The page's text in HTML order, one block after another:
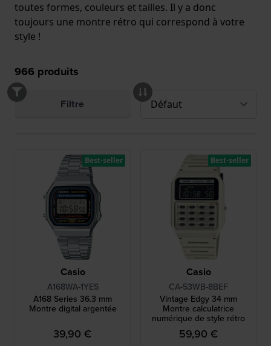
toutes formes, couleurs et tailles. Il y a donc
toujours une montre rétro qui correspond à votre
style !
966 produits
Filtre
Casio
A168WA-1YES
A168 Series 36.3 mm
Montre digital argentée
39,90 €
Best-seller
Casio
CA-53WB-8BEF
Vintage Edgy 34 mm
Montre calculatrice
numérique de style rétro
59,90 €
Best-seller